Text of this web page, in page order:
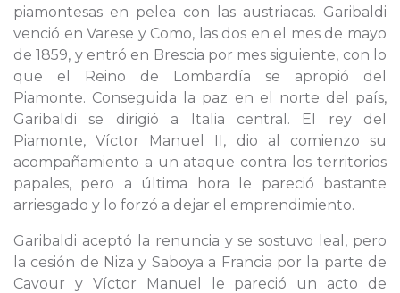
piamontesas en pelea con las austriacas. Garibaldi
venció en Varese y Como, las dos en el mes de mayo
de 1859, y entró en Brescia por mes siguiente, con lo
que el Reino de Lombardía se apropió del
Piamonte. Conseguida la paz en el norte del país,
Garibaldi se dirigió a Italia central. El rey del
Piamonte, Víctor Manuel II, dio al comienzo su
acompañamiento a un ataque contra los territorios
papales, pero a última hora le pareció bastante
arriesgado y lo forzó a dejar el emprendimiento.
Garibaldi aceptó la renuncia y se sostuvo leal, pero
la cesión de Niza y Saboya a Francia por la parte de
Cavour y Víctor Manuel le pareció un acto de